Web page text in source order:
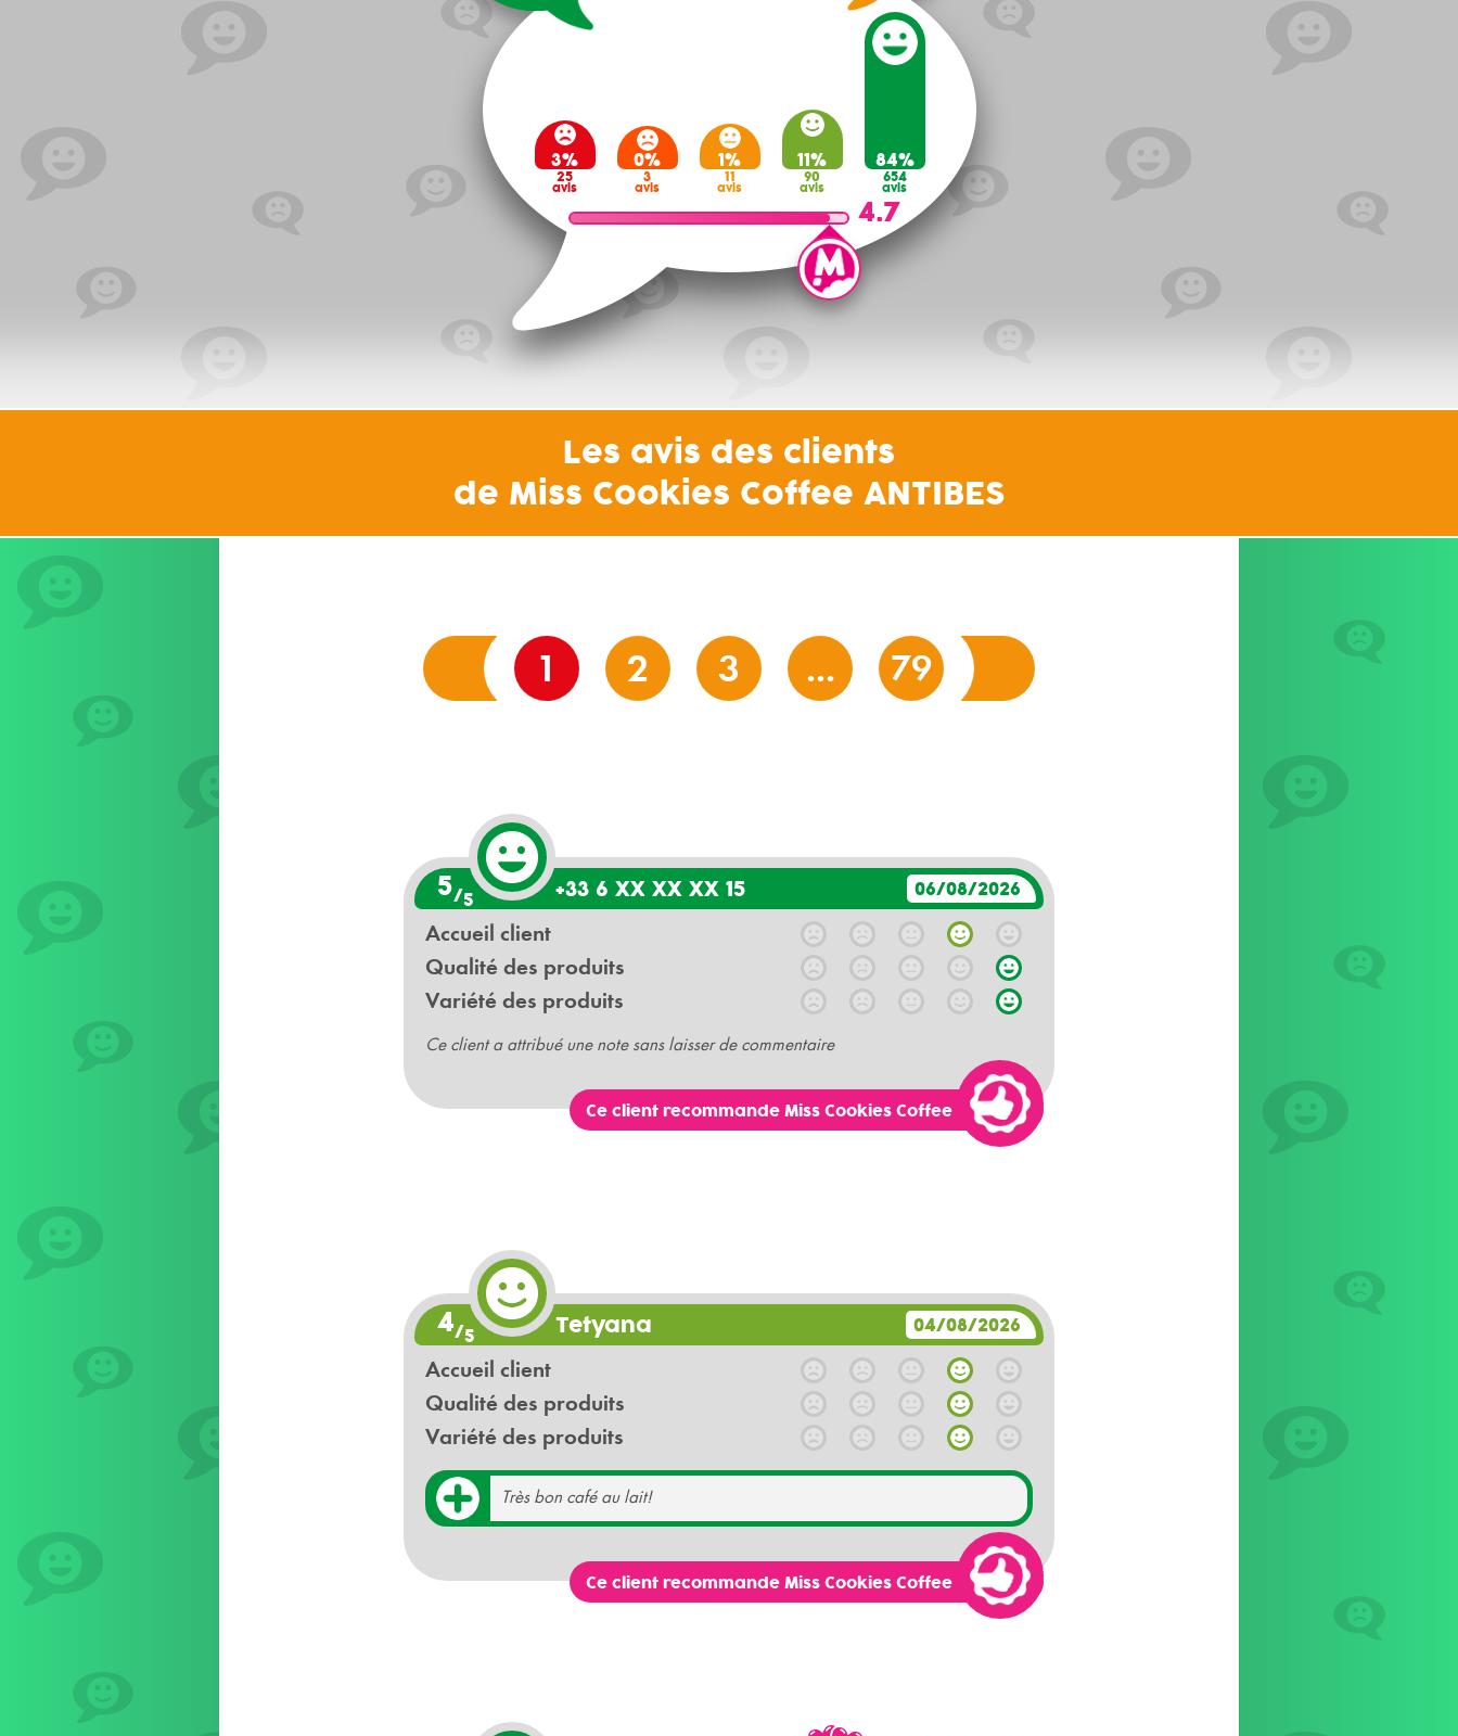
3%
25
avis
0%
3
avis
1%
11
avis
11%
90
avis
84%
654
avis
4.7
Les avis des clients
de Miss Cookies Coffee ANTIBES
1 2 3 ... 79
5/5 +33 6 XX XX XX 15
06/08/2026
Accueil client
Qualité des produits
Variété des produits
Ce client a attribué une note sans laisser de commentaire
Ce client recommande Miss Cookies Coffee
4/5 Tetyana
04/08/2026
Accueil client
Qualité des produits
Variété des produits
Très bon café au lait!
Ce client recommande Miss Cookies Coffee